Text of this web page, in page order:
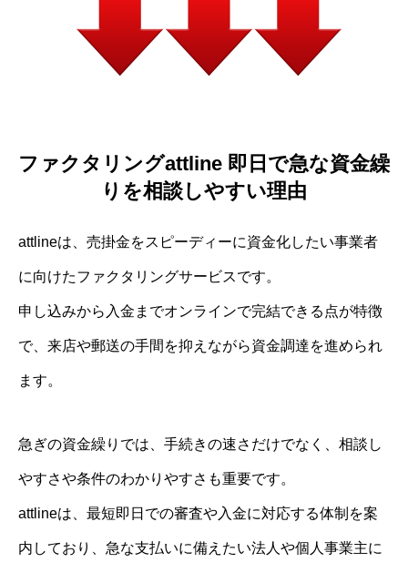
ファクタリングattline 即日で急な資金繰
りを相談しやすい理由
attlineは、売掛金をスピーディーに資金化したい事業者
に向けたファクタリングサービスです。
申し込みから入金までオンラインで完結できる点が特徴
で、来店や郵送の手間を抑えながら資金調達を進められ
ます。
急ぎの資金繰りでは、手続きの速さだけでなく、相談し
やすさや条件のわかりやすさも重要です。
attlineは、最短即日での審査や入金に対応する体制を案
内しており、急な支払いに備えたい法人や個人事業主に